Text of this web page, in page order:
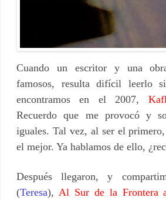
Cuando un escritor y una
famosos, resulta difícil leerlo
encontramos en el 2007,
Recuerdo que me provocó y
iguales. Tal vez, al ser el
el mejor. Ya hablamos de ello,
Después llegaron, y
(Teresa), Al Sur de la Frontera